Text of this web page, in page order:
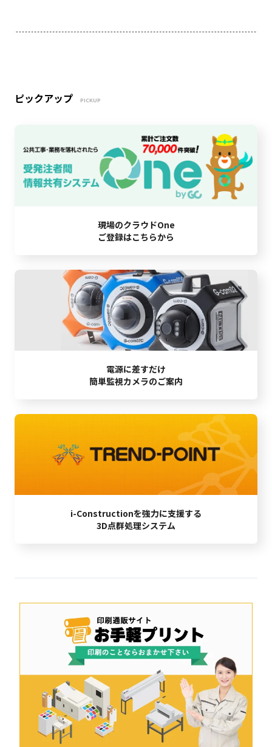
ピックアップ PICKUP
現場のクラウドOne
ご登録はこちらから
電源に差すだけ
簡単監視カメラのご案内
i-Constructionを強力に支援する
3D点群処理システム